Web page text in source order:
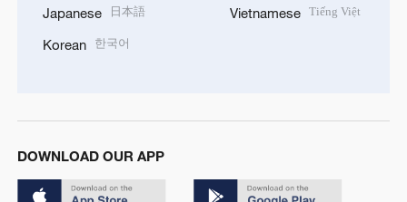
Japanese 日本語
Korean 한국어
Vietnamese Tiếng Việt
DOWNLOAD OUR APP